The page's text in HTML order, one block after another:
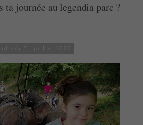
ta journée au legendia parc ?
31 juillet 2020